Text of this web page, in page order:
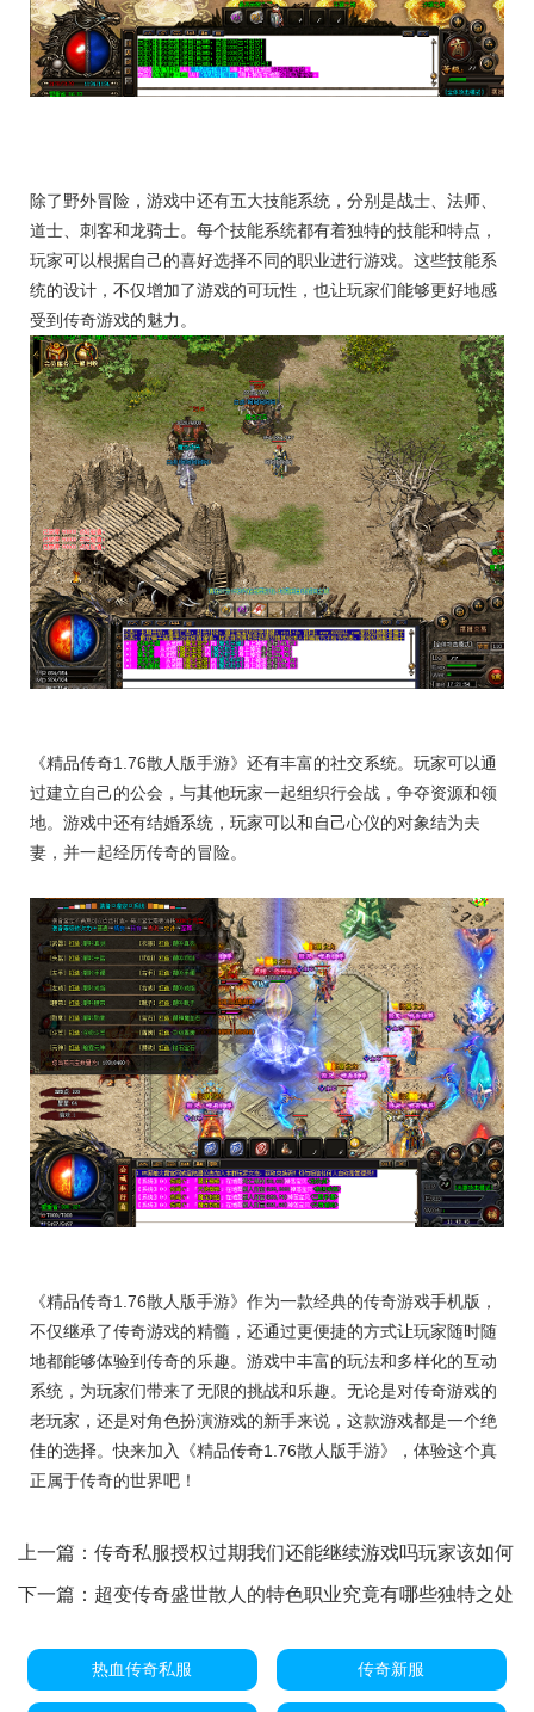
除了野外冒险，游戏中还有五大技能系统，分别是战士、法师、
道士、刺客和龙骑士。每个技能系统都有着独特的技能和特点，
玩家可以根据自己的喜好选择不同的职业进行游戏。这些技能系
统的设计，不仅增加了游戏的可玩性，也让玩家们能够更好地感
受到传奇游戏的魅力。
《精品传奇1.76散人版手游》还有丰富的社交系统。玩家可以通
过建立自己的公会，与其他玩家一起组织行会战，争夺资源和领
地。游戏中还有结婚系统，玩家可以和自己心仪的对象结为夫
妻，并一起经历传奇的冒险。
《精品传奇1.76散人版手游》作为一款经典的传奇游戏手机版，
不仅继承了传奇游戏的精髓，还通过更便捷的方式让玩家随时随
地都能够体验到传奇的乐趣。游戏中丰富的玩法和多样化的互动
系统，为玩家们带来了无限的挑战和乐趣。无论是对传奇游戏的
老玩家，还是对角色扮演游戏的新手来说，这款游戏都是一个绝
佳的选择。快来加入《精品传奇1.76散人版手游》，体验这个真
正属于传奇的世界吧！
上一篇： 传奇私服授权过期我们还能继续游戏吗玩家该如何
应对
下一篇： 超变传奇盛世散人的特色职业究竟有哪些独特之处
热血传奇私服 传奇新服